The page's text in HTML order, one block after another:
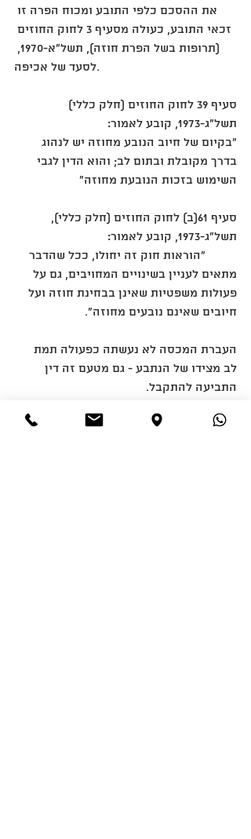
את ההסכם כלפי התובע ומכוח הפרה זו
זכאי התובע, כעולה מסעיף 3 לחוק החוזים
(תרופות בשל הפרת חוזה), תשל"א-1970,
לסעד של אכיפה.
סעיף 39 לחוק החוזים (חלק כללי)
תשל"ג-1973, קובע לאמור:
"בקיום של חיוב הנובע מחוזה יש לנהוג
בדרך מקובלת ובתום לב; והוא הדין לגבי
השימוש בזכות הנובעת מחוזה"
סעיף 61(ב) לחוק החוזים (חלק כללי),
תשל"ג-1973, קובע לאמור:
	"הוראות חוק זה יחולו, ככל שהדבר
מתאים לעניין בשינויים המחויבים, גם על
פעולות משפטיות שאינן בבחינת חוזה ועל
חיובים שאינם נובעים מחוזה".
העברת המכסה לא נעשתה כפעולה תמת
לב מצידו של הנתבע - גם מטעם זה דין
התביעה להתקבל.
29.3	העברת מכסת הביצים בבחינת דיני